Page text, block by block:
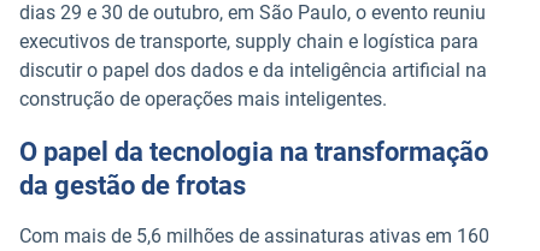
dias 29 e 30 de outubro, em São Paulo, o evento reuniu
executivos de transporte, supply chain e logística para
discutir o papel dos dados e da inteligência artificial na
construção de operações mais inteligentes.
O papel da tecnologia na transformação
da gestão de frotas
Com mais de 5,6 milhões de assinaturas ativas em 160